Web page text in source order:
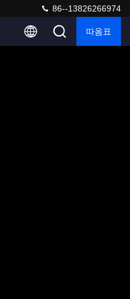
86--13826266974
따옴표